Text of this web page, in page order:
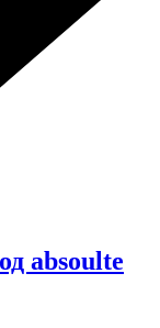
absoulte